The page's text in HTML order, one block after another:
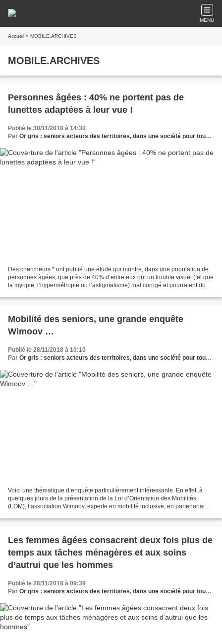
MENU
Accueil » MOBILE.ARCHIVES
MOBILE.ARCHIVES
Personnes âgées : 40% ne portent pas de
lunettes adaptées à leur vue !
Publié le 30/11/2018 à 14:30
Par Or gris : seniors acteurs des territoires, dans une société pour tous les âges
Des chercheurs * ont publié une étude qui montre, dans une population de
personnes âgées, que près de 40% d’entre eux ont un trouble visuel (tel que
la myopie, l’hypermétropie ou l’astigmatisme) mal corrigé et pourraient donc
Mobilité des seniors, une grande enquête
Wimoov …
Publié le 28/11/2018 à 10:10
Par Or gris : seniors acteurs des territoires, dans une société pour tous les âges
Voici une thématique d’enquête particulièrement intéressante. En effet, à
quelques jours de la présentation de la Loi d’Orientation des Mobilités
(LOM), l’association Wimoov, experte en mobilité inclusive, en partenariat
Les femmes âgées consacrent deux fois plus de
temps aux tâches ménagères et aux soins
d’autrui que les hommes
Publié le 26/11/2018 à 09:39
Par Or gris : seniors acteurs des territoires, dans une société pour tous les âges